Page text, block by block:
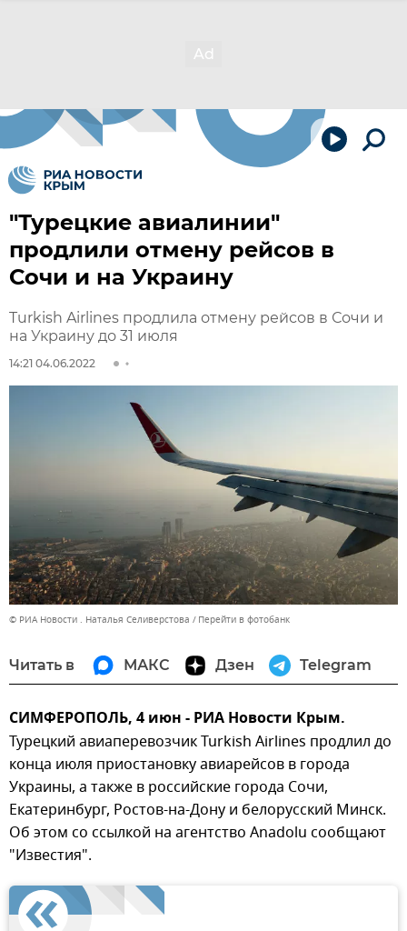
"Турецкие авиалинии"
продлили отмену рейсов в
Сочи и на Украину
Turkish Airlines продлила отмену рейсов в Сочи и
на Украину до 31 июля
14:21 04.06.2022
© РИА Новости . Наталья Селиверстова Перейти в фотобанк
Читать в МАКС Дзен Telegram
СИМФЕРОПОЛЬ, 4 июн - РИА Новости Крым.
Турецкий авиаперевозчик Turkish Airlines продлил до
конца июля приостановку авиарейсов в города
Украины, а также в российские города Сочи,
Екатеринбург, Ростов-на-Дону и белорусский Минск.
Об этом со ссылкой на агентство Anadolu сообщают
"Известия".